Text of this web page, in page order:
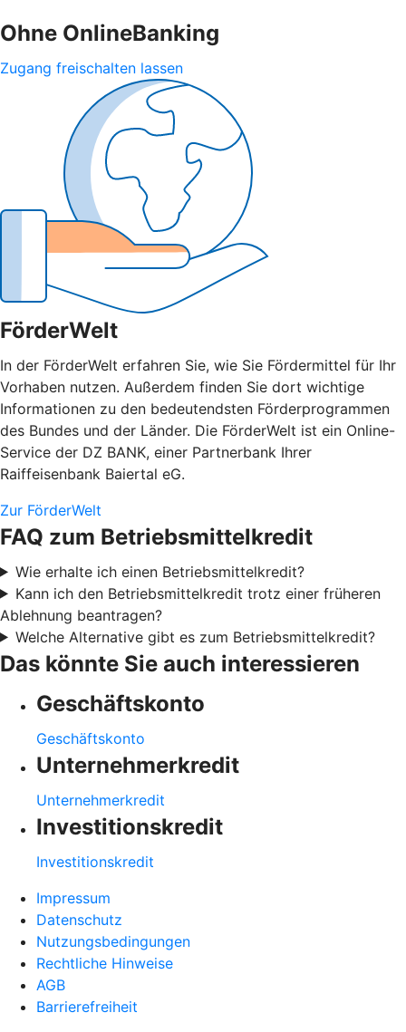
Ohne OnlineBanking
Zugang freischalten lassen
FörderWelt
In der FörderWelt erfahren Sie, wie Sie Fördermittel für Ihr
Vorhaben nutzen. Außerdem finden Sie dort wichtige
Informationen zu den bedeutendsten Förderprogrammen
des Bundes und der Länder. Die FörderWelt ist ein Online-
Service der DZ BANK, einer Partnerbank Ihrer
Raiffeisenbank Baiertal eG.
Zur FörderWelt
FAQ zum Betriebsmittelkredit
Wie erhalte ich einen Betriebsmittelkredit?
Kann ich den Betriebsmittelkredit trotz einer früheren
Ablehnung beantragen?
Welche Alternative gibt es zum Betriebsmittelkredit?
Das könnte Sie auch interessieren
Geschäftskonto
Geschäftskonto
Unternehmerkredit
Unternehmerkredit
Investitionskredit
Investitionskredit
Impressum
Datenschutz
Nutzungsbedingungen
Rechtliche Hinweise
AGB
Barrierefreiheit